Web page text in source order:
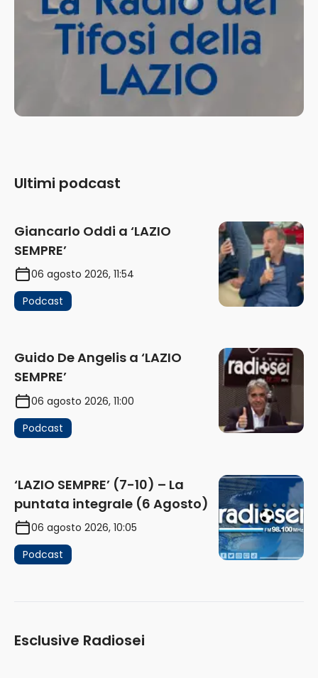
Ultimi podcast
Giancarlo Oddi a ‘LAZIO
SEMPRE’
06 agosto 2026, 11:54
Podcast
Guido De Angelis a ‘LAZIO
SEMPRE’
06 agosto 2026, 11:00
Podcast
‘LAZIO SEMPRE’ (7-10) – La
puntata integrale (6 Agosto)
06 agosto 2026, 10:05
Podcast
Esclusive Radiosei